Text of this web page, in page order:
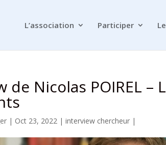
L’association Participer
de Nicolas POIREL –
| Oct 23, 2022 |interview chercheur |